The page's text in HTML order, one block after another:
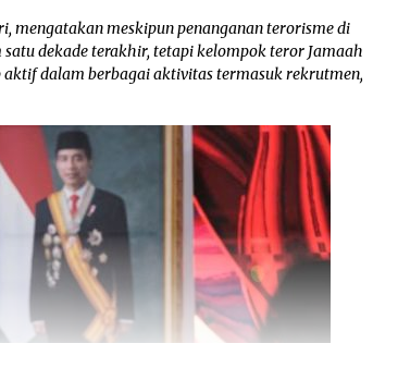
mengatakan meskipun penanganan terorisme di
dekade terakhir, tetapi kelompok teror Jamaah
dalam berbagai aktivitas termasuk rekrutmen,